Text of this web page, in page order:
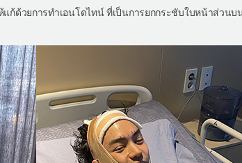
วยการทำเอนโดไทน์ ที่เป็นการยกกระชับใบหน้าส่วนบ